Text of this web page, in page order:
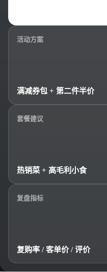
活动方案
满减券包 + 第二件半价
套餐建议
热销菜 + 高毛利小食
复盘指标
复购率 / 客单价 / 评价